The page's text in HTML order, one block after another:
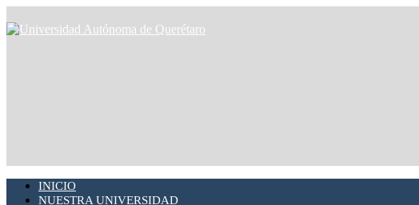
INICIO
NUESTRA UNIVERSIDAD